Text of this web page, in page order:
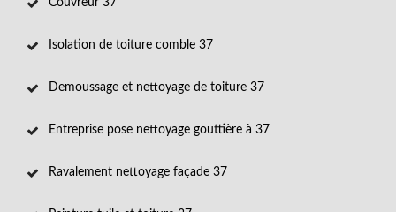
Couvreur 37
Isolation de toiture comble 37
Demoussage et nettoyage de toiture 37
Entreprise pose nettoyage gouttière à 37
Ravalement nettoyage façade 37